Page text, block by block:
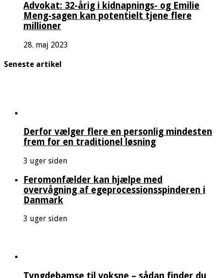
Advokat: 32-årig i kidnapnings- og Emilie
Meng-sagen kan potentielt tjene flere
millioner
28. maj 2023
Seneste artikel
Derfor vælger flere en personlig mindesten
frem for en traditionel løsning
3 uger siden
Feromonfælder kan hjælpe med
overvågning af egeprocessionsspinderen i
Danmark
3 uger siden
Tyngdebamse til voksne – sådan finder du